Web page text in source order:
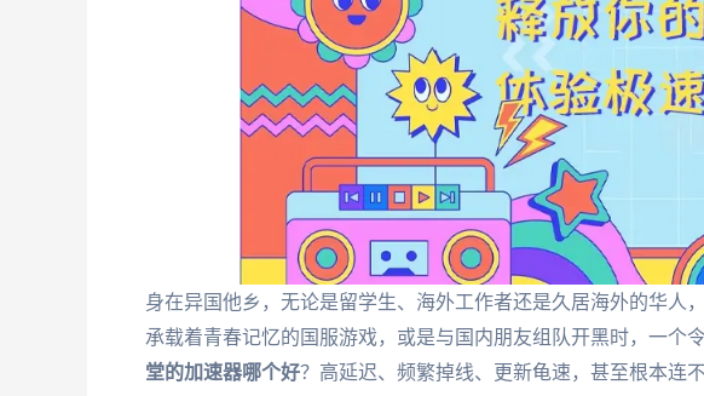
身在异国他乡，无论是留学生、海外工作者还是久居海外的华人
承载着青春记忆的国服游戏，或是与国内朋友组队开黑时，一个
堂的加速器哪个好？高延迟、频繁掉线、更新龟速，甚至根本连